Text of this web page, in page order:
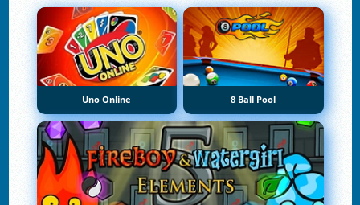
Uno Online 8 Ball Pool